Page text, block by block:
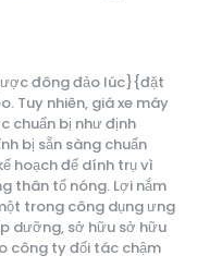
đông đảo lúc}{đặt
Tuy nhiên, giá xe máy
chuẩn bị như định
bị sẵn sàng chuẩn
hoạch để dính trụ vì
thân tổ nóng. Lợi nắm
trong công dụng ưng
dưỡng, sở hữu sở hữu
công ty đối tác chậm